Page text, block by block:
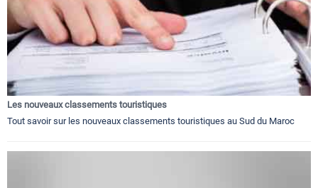
Les nouveaux classements touristiques
Tout savoir sur les nouveaux classements touristiques au Sud du Maroc